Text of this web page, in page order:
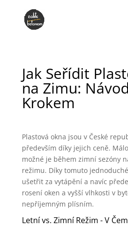
Jak Seřídit
na Zimu:
Krokem
Plastová okna jsou v České
především díky jejich ceně.
možné je během zimní sezóny
režimu. Díky tomuto
ušetřit za vytápění a navíc
rosení oken a vyšší vlhkosti v
nepříjemným plísním.
Letní vs. Zimní Režim - V